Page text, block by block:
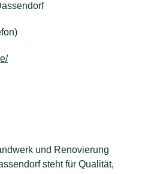
und Renovierung
steht für Qualität,